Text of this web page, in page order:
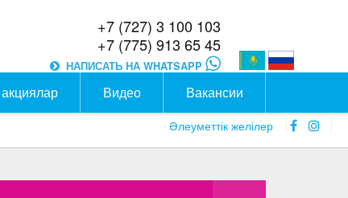
Видео Вакансии
+7 (727) 3 100 103
+7 (775) 913 65 45
НАПИСАТЬ НА WHATSAPP
Әлеуметтік желілер